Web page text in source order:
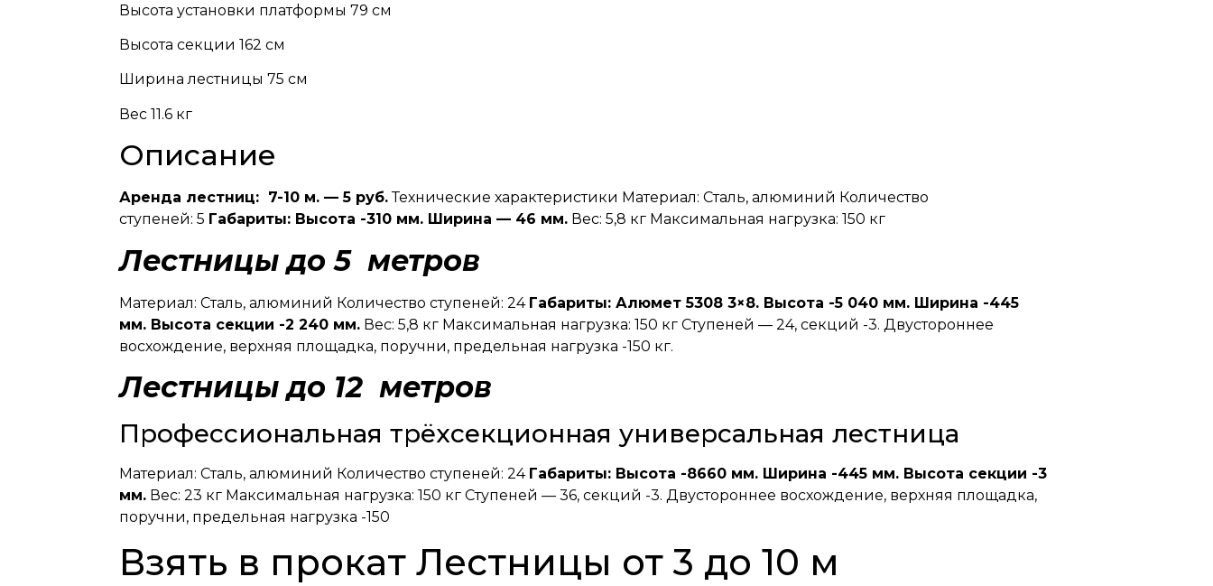
Высота установки платформы 79 см
Высота секции 162 см
Ширина лестницы 75 см
Вес 11.6 кг
Описание
Аренда лестниц: 7-10 м. — 5 руб.Технические характеристики Материал: Сталь, алюминий Количество
ступеней: 5 Габариты: Высота -310 мм. Ширина — 46 мм. Вес: 5,8 кг Максимальная нагрузка: 150 кг
Лестницы до 5 метров
Материал: Сталь, алюминий Количество ступеней: 24 Габариты: Алюмет 5308 3×8. Высота -5 040 мм. Ширина -445
мм. Высота секции -2 240 мм. Вес: 5,8 кг Максимальная нагрузка: 150 кг Ступеней — 24, секций -3. Двустороннее
восхождение, верхняя площадка, поручни, предельная нагрузка -150 кг.
Лестницы до 12 метров
Профессиональная трёхсекционная универсальная лестница
Материал: Сталь, алюминий Количество ступеней: 24 Габариты: Высота -8660 мм. Ширина -445 мм. Высота секции -3
мм. Вес: 23 кг Максимальная нагрузка: 150 кг Ступеней — 36, секций -3. Двустороннее восхождение, верхняя площадка,
поручни, предельная нагрузка -150
Взять в прокат Лестницы от 3 до 10 м